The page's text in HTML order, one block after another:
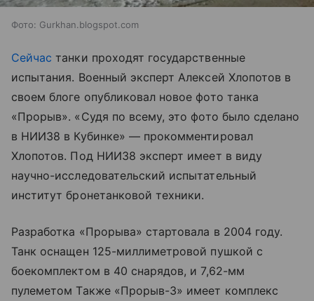
Фото: Gurkhan.blogspot.com
Сейчас танки проходят государственные
испытания. Военный эксперт Алексей Хлопотов в
своем блоге опубликовал новое фото танка
«Прорыв». «Судя по всему, это фото было сделано
в НИИ38 в Кубинке» — прокомментировал
Хлопотов. Под НИИ38 эксперт имеет в виду
научно-исследовательский испытательный
институт бронетанковой техники.
Разработка «Прорыва» стартовала в 2004 году.
Танк оснащен 125-миллиметровой пушкой с
боекомплектом в 40 снарядов, и 7,62-мм
пулеметом Также «Прорыв-3» имеет комплекс